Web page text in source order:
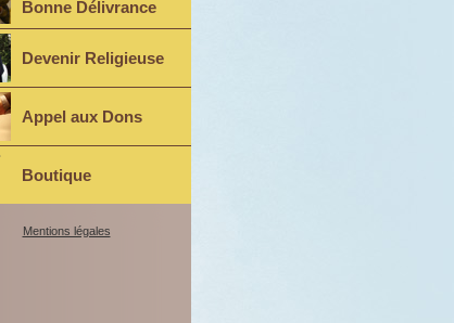
Bonne Délivrance
Devenir Religieuse
Appel aux Dons
Boutique
Mentions légales